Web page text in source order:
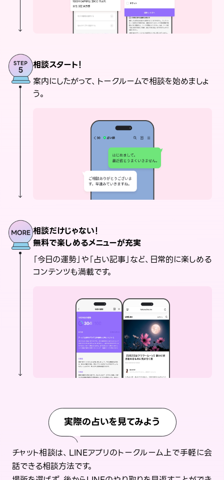
相談スタート！
案内にしたがって、トークルームで相談を始めましょ
う。
相談だけじゃない！
無料で楽しめるメニューが充実
「今日の運勢」や「占い記事」など、日常的に楽しめる
コンテンツも満載です。
実際の占いを見てみよう
チャット相談は、LINEアプリのトークルーム上で手軽に会
話できる相談方法です。